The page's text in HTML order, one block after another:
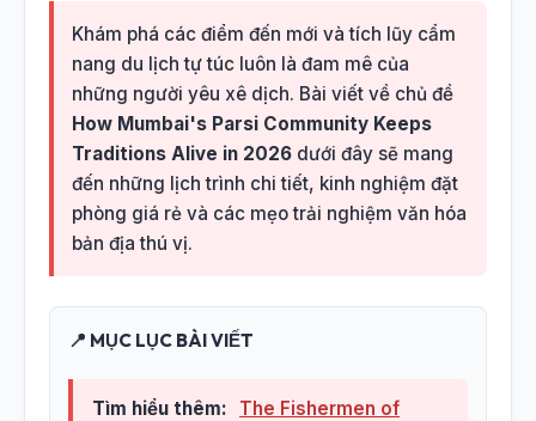
Khám phá các điểm đến mới và tích lũy cẩm
nang du lịch tự túc luôn là đam mê của
những người yêu xê dịch. Bài viết về chủ đề
How Mumbai's Parsi Community Keeps
Traditions Alive in 2026 dưới đây sẽ mang
đến những lịch trình chi tiết, kinh nghiệm đặt
phòng giá rẻ và các mẹo trải nghiệm văn hóa
bản địa thú vị.
📍 MỤC LỤC BÀI VIẾT
Tìm hiểu thêm:
The Fishermen of